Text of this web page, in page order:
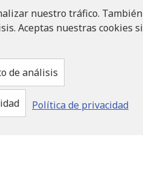
iela 32 - 7, LV-1046
nuestro tráfico. También
Aceptas nuestras cookies si
de análisis
Política de privacidad